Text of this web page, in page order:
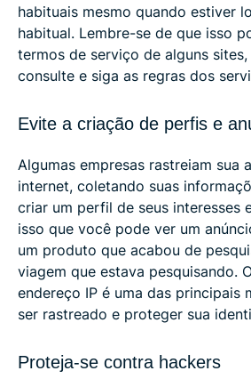
habituais mesmo quando estiver
habitual. Lembre-se de que isso
termos de serviço de alguns
consulte e siga as regras dos
Evite a criação de perfis e
Algumas empresas rastreiam sua
internet, coletando suas
criar um perfil de seus interesses
isso que você pode ver um
um produto que acabou de
viagem que estava pesquisando.
endereço IP é uma das principais
ser rastreado e proteger sua
Proteja-se contra hackers